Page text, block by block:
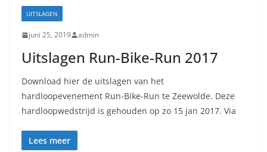
UITSLAGEN
juni 25, 2019 admin
Uitslagen Run-Bike-Run 2017
Download hier de uitslagen van het
hardloopevenement Run-Bike-Run te Zeewolde. Deze
hardloopwedstrijd is gehouden op zo 15 jan 2017. Via
Lees meer